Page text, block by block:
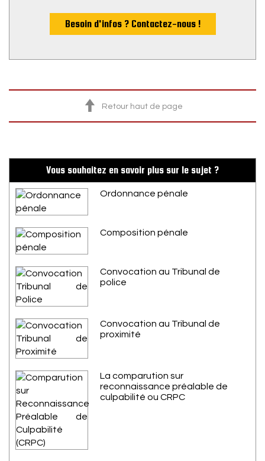
Besoin d'infos ? Contactez-nous !
Retour haut de page
Vous souhaitez en savoir plus sur le sujet ?
Ordonnance pénale
Composition pénale
Convocation au Tribunal de
police
Convocation au Tribunal de
proximité
La comparution sur
reconnaissance préalable de
culpabilité ou CRPC